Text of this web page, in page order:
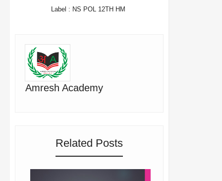
Label : NS POL 12TH HM
Amresh Academy
Related Posts